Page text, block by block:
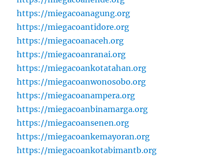
https://miegacoanagung.org
https://miegacoantidore.org
https://miegacoanaceh.org
https://miegacoanranai.org
https://miegacoankotatahan.org
https://miegacoanwonosobo.org
https://miegacoanampera.org
https://miegacoanbinamarga.org
https://miegacoansenen.org
https://miegacoankemayoran.org
https://miegacoankotabimantb.org